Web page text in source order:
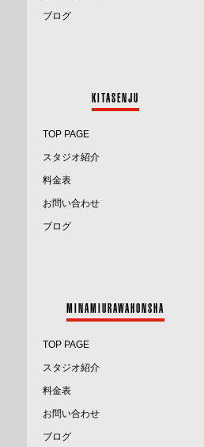
ブログ
KITASENJU
TOP PAGE
スタジオ紹介
料金表
お問い合わせ
ブログ
MINAMIURAWAHONSHA
TOP PAGE
スタジオ紹介
料金表
お問い合わせ
ブログ